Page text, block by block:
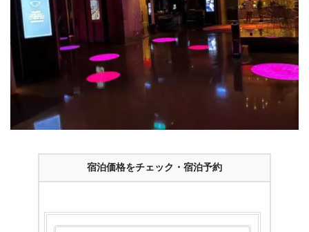
宿泊価格をチェック・宿泊予約